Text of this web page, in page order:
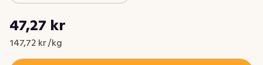
Nuvarande pris är: 47,27 kr
47,27 kr
147,72 kr /kg
Styckpris: 147,72 kr /kg